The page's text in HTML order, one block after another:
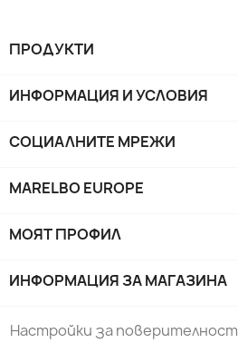
ПРОДУКТИ
ИНФОРМАЦИЯ И УСЛОВИЯ
СОЦИАЛНИТЕ МРЕЖИ
MARELBO EUROPE
МОЯТ ПРОФИЛ
ИНФОРМАЦИЯ ЗА МАГАЗИНА
Настройки за поверителност